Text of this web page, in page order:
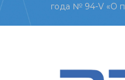
года № 94-V «О